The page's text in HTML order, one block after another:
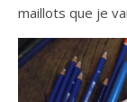
maillots que je